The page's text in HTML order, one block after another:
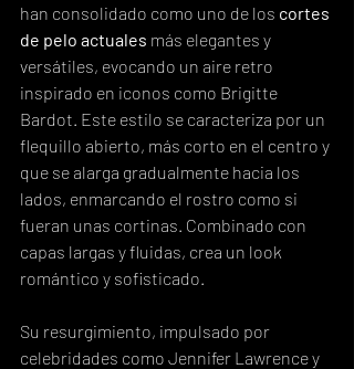
han consolidado como uno de los cortes
de pelo actuales más elegantes y
versátiles, evocando un aire retro
inspirado en iconos como Brigitte
Bardot. Este estilo se caracteriza por un
flequillo abierto, más corto en el centro y
que se alarga gradualmente hacia los
lados, enmarcando el rostro como si
fueran unas cortinas. Combinado con
capas largas y fluidas, crea un look
romántico y sofisticado.
Su resurgimiento, impulsado por
celebridades como Jennifer Lawrence y